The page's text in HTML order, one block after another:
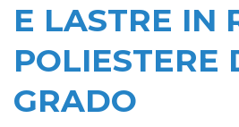
E LASTRE IN
POLIESTERE
GRADO